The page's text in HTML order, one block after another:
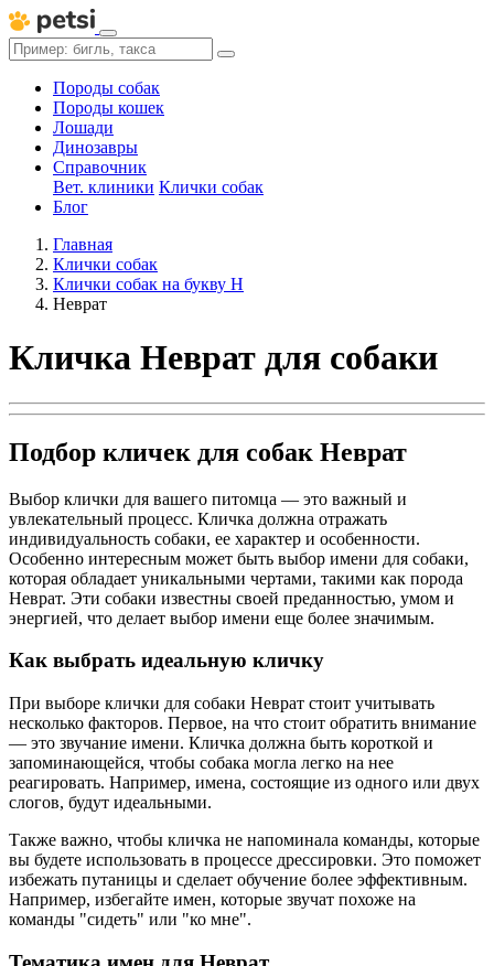
Породы собак
Породы кошек
Лошади
Динозавры
Справочник
Вет. клиники Клички собак
Блог
Главная
Клички собак
Клички собак на букву Н
Неврат
Кличка Неврат для собаки
Подбор кличек для собак Неврат
Выбор клички для вашего питомца — это важный и
увлекательный процесс. Кличка должна отражать
индивидуальность собаки, ее характер и особенности.
Особенно интересным может быть выбор имени для собаки,
которая обладает уникальными чертами, такими как порода
Неврат. Эти собаки известны своей преданностью, умом и
энергией, что делает выбор имени еще более значимым.
Как выбрать идеальную кличку
При выборе клички для собаки Неврат стоит учитывать
несколько факторов. Первое, на что стоит обратить внимание
— это звучание имени. Кличка должна быть короткой и
запоминающейся, чтобы собака могла легко на нее
реагировать. Например, имена, состоящие из одного или двух
слогов, будут идеальными.
Также важно, чтобы кличка не напоминала команды, которые
вы будете использовать в процессе дрессировки. Это поможет
избежать путаницы и сделает обучение более эффективным.
Например, избегайте имен, которые звучат похоже на
команды "сидеть" или "ко мне".